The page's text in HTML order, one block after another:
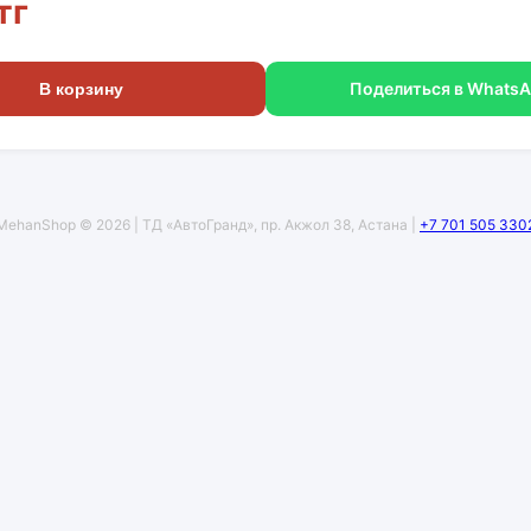
В корзину Поделиться в
© 2026 | ТД «АвтоГранд», пр. Акжол 38, Астана | +7 701 505